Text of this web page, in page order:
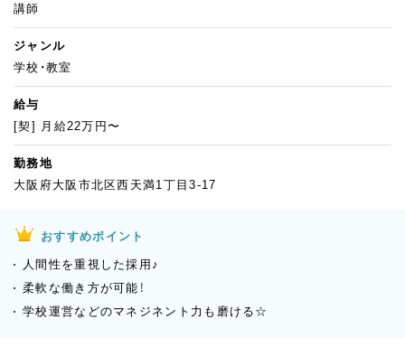
講師
ジャンル
学校・教室
給与
[契] 月給22万円〜
勤務地
大阪府大阪市北区西天満1丁目3-17
おすすめポイント
人間性を重視した採用♪
柔軟な働き方が可能！
学校運営などのマネジネント力も磨ける☆